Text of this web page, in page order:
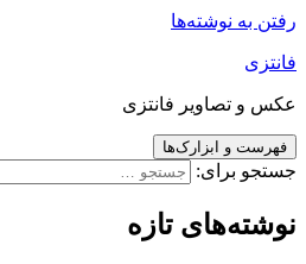
رفتن به نوشته‌ها
فانتزی
عکس و تصاویر فانتزی
فهرست و ابزارک‌ها
جستجو برای:
نوشته‌های تازه